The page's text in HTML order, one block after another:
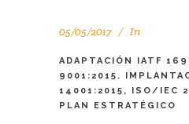
05/05/2017 In
ADAPTACIÓN IATF
9001:2015.
14001:2015, ISO/IEC
PLAN ESTRATÉGICO